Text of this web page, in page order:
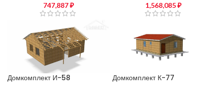
747,887₽ 1,568,085₽
Домкомплект И-58 Домкомплект К-77